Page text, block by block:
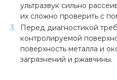
ультразвук сильно
их сложно проверить с
Перед диагностикой
контролируемой
поверхность металла и
загрязнений и ржавчины.